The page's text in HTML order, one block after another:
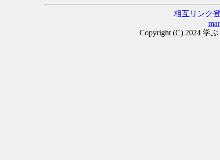
相互リンク
Copyright (C) 2024 学